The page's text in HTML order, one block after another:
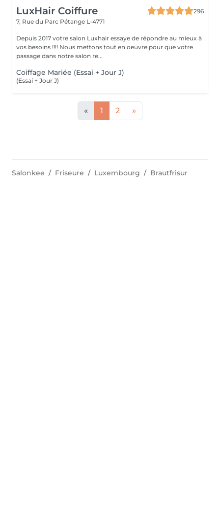
LuxHair Coiffure
296
7, Rue du Parc Pétange L-4771
Depuis 2017 votre salon Luxhair essaye de répondre au mieux à
vos besoins !!!! Nous mettons tout en oeuvre pour que votre
passage dans notre salon re...
Coiffage Mariée (Essai + Jour J)
(Essai + Jour J)
« 1 2 »
Salonkee Friseure Luxembourg Brautfrisur